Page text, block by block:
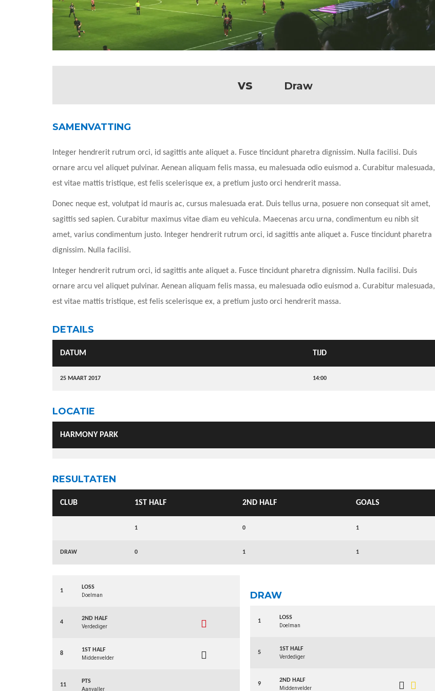
vs Draw
SAMENVATTING
Integer hendrerit rutrum orci, id sagittis ante aliquet a. Fusce tincidunt pharetra dignissim. Nulla facilisi. Duis
ornare arcu vel aliquet pulvinar. Aenean aliquam felis massa, eu malesuada odio euismod a. Curabitur malesuada,
est vitae mattis tristique, est felis scelerisque ex, a pretium justo orci hendrerit massa.
Donec neque est, volutpat id mauris ac, cursus malesuada erat. Duis tellus urna, posuere non consequat sit amet,
sagittis sed sapien. Curabitur maximus vitae diam eu vehicula. Maecenas arcu urna, condimentum eu nibh sit
amet, varius condimentum justo. Integer hendrerit rutrum orci, id sagittis ante aliquet a. Fusce tincidunt pharetra
dignissim. Nulla facilisi.
Integer hendrerit rutrum orci, id sagittis ante aliquet a. Fusce tincidunt pharetra dignissim. Nulla facilisi. Duis
ornare arcu vel aliquet pulvinar. Aenean aliquam felis massa, eu malesuada odio euismod a. Curabitur malesuada,
est vitae mattis tristique, est felis scelerisque ex, a pretium justo orci hendrerit massa.
DETAILS
DATUM TIJD
25 MAART 2017 14:00
LOCATIE
HARMONY PARK
RESULTATEN
CLUB 1ST HALF 2ND HALF GOALS
1 0 1
DRAW 0 1 1
1
LOSS
Doelman
4
2ND HALF
Verdediger
8
1ST HALF
Middenvelder
11
PTS
Aanvaller
DRAW
1
LOSS
Doelman
5
1ST HALF
Verdediger
9
2ND HALF
Middenvelder